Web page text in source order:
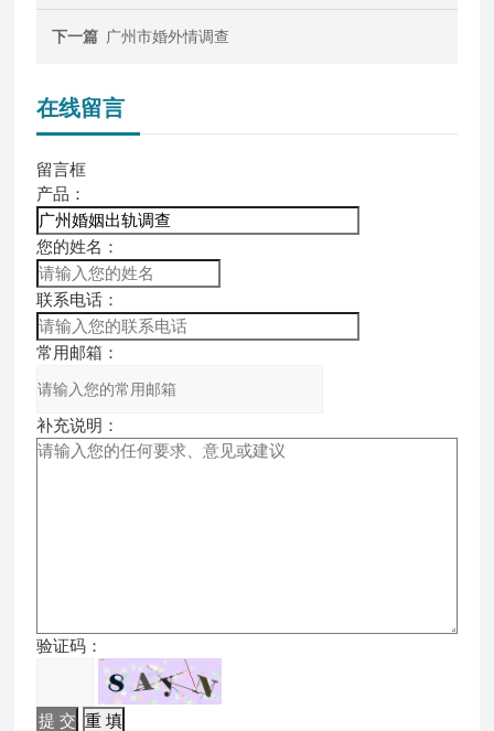
下一篇 广州市婚外情调查
在线留言
留言框
产品：
您的姓名：
联系电话：
常用邮箱：
补充说明：
验证码：